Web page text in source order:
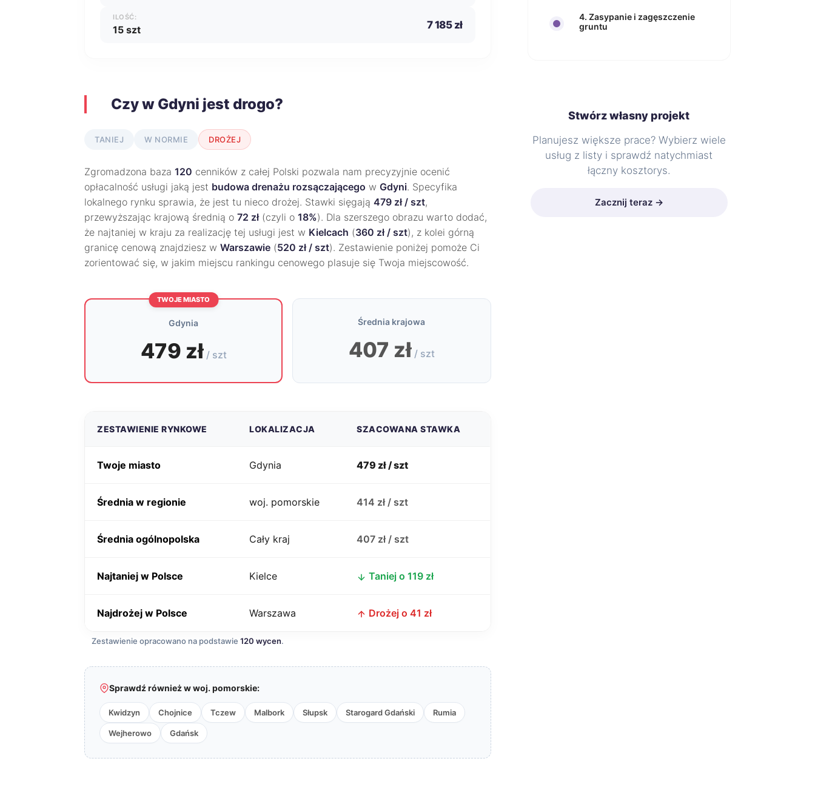
ILOŚĆ:
15 szt 7 185 zł
Czy w Gdyni jest drogo?
TANIEJ W NORMIE DROŻEJ
Zgromadzona baza 120 cenników z całej Polski pozwala nam precyzyjnie ocenić
opłacalność usługi jaką jest budowa drenażu rozsączającego w Gdyni. Specyfika
lokalnego rynku sprawia, że jest tu nieco drożej. Stawki sięgają 479 zł / szt,
przewyższając krajową średnią o 72 zł(czyli o 18%). Dla szerszego obrazu warto dodać,
że najtaniej w kraju za realizację tej usługi jest w Kielcach (360 zł / szt), z kolei górną
granicę cenową znajdziesz w Warszawie (520 zł / szt). Zestawienie poniżej pomoże Ci
zorientować się, w jakim miejscu rankingu cenowego plasuje się Twoja miejscowość.
TWOJE MIASTO
Gdynia
479 zł / szt
Średnia krajowa
407 zł / szt
ZESTAWIENIE RYNKOWE LOKALIZACJA SZACOWANA STAWKA
Twoje miasto Gdynia 479 zł / szt
Średnia w regionie woj. pomorskie 414 zł / szt
Średnia ogólnopolska Cały kraj 407 zł / szt
Najtaniej w Polsce Kielce Taniej o 119 zł
Najdrożej w Polsce Warszawa Drożej o 41 zł
Zestawienie opracowano na podstawie 120 wycen.
Sprawdź również w woj. pomorskie:
Kwidzyn Chojnice Tczew Malbork Słupsk Starogard Gdański Rumia
Wejherowo Gdańsk
4. Zasypanie i zagęszczenie
gruntu
Stwórz własny projekt
Planujesz większe prace? Wybierz wiele
usług z listy i sprawdź natychmiast
łączny kosztorys.
Zacznij teraz →